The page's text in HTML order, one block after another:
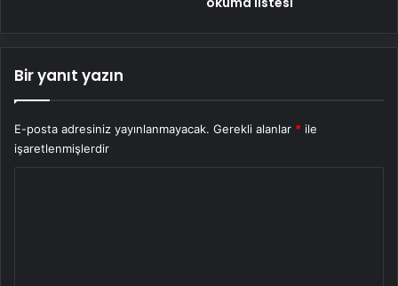
Bir yanıt yazın
E-posta adresiniz yayınlanmayacak. Gerekli alanlar * ile
işaretlenmişlerdir